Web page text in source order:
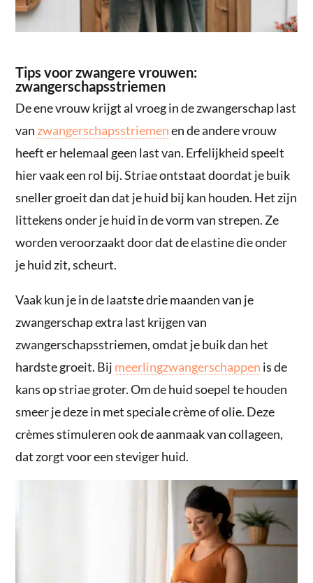
Tips voor zwangere vrouwen:
zwangerschapsstriemen
De ene vrouw krijgt al vroeg in de zwangerschap last
van zwangerschapsstriemenen de andere vrouw
heeft er helemaal geen last van. Erfelijkheid speelt
hier vaak een rol bij. Striae ontstaat doordat je buik
sneller groeit dan dat je huid bij kan houden. Het zijn
littekens onder je huid in de vorm van strepen. Ze
worden veroorzaakt door dat de elastine die onder
je huid zit, scheurt.
Vaak kun je in de laatste drie maanden van je
zwangerschap extra last krijgen van
zwangerschapsstriemen, omdat je buik dan het
hardste groeit. Bij meerlingzwangerschappen is de
kans op striae groter. Om de huid soepel te houden
smeer je deze in met speciale crème of olie. Deze
crèmes stimuleren ook de aanmaak van collageen,
dat zorgt voor een steviger huid.